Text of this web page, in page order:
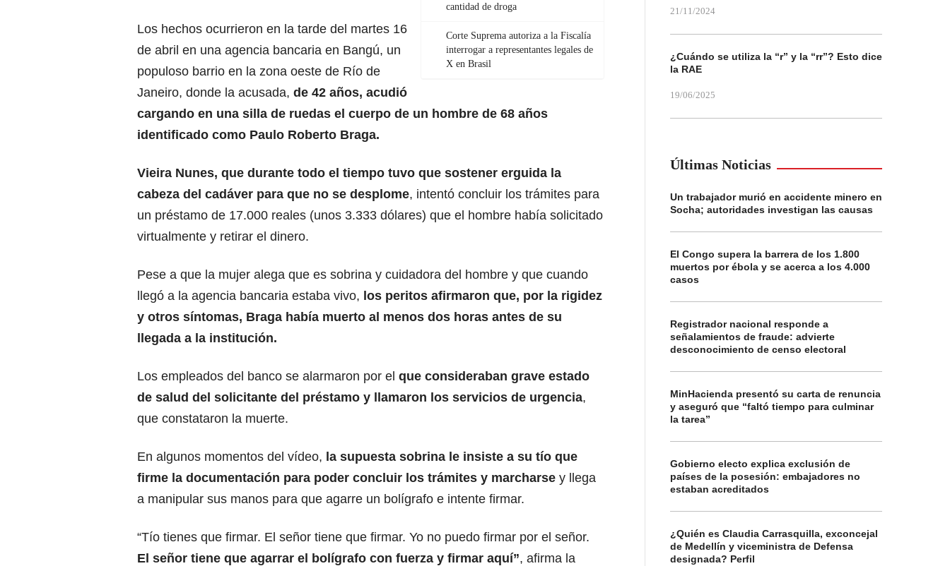
cantidad de droga
Corte Suprema autoriza a la Fiscalía
interrogar a representantes legales de
X en Brasil
Los hechos ocurrieron en la tarde del martes 16
de abril en una agencia bancaria en Bangú, un
populoso barrio en la zona oeste de Río de
Janeiro, donde la acusada, de 42 años, acudió
cargando en una silla de ruedas el cuerpo de un hombre de 68 años
identificado como Paulo Roberto Braga.
Vieira Nunes, que durante todo el tiempo tuvo que sostener erguida la
cabeza del cadáver para que no se desplome, intentó concluir los trámites para
un préstamo de 17.000 reales (unos 3.333 dólares) que el hombre había solicitado
virtualmente y retirar el dinero.
Pese a que la mujer alega que es sobrina y cuidadora del hombre y que cuando
llegó a la agencia bancaria estaba vivo, los peritos afirmaron que, por la rigidez
y otros síntomas, Braga había muerto al menos dos horas antes de su
llegada a la institución.
Los empleados del banco se alarmaron por el que consideraban grave estado
de salud del solicitante del préstamo y llamaron los servicios de urgencia,
que constataron la muerte.
En algunos momentos del vídeo, la supuesta sobrina le insiste a su tío que
firme la documentación para poder concluir los trámites y marcharse y llega
a manipular sus manos para que agarre un bolígrafo e intente firmar.
“Tío tienes que firmar. El señor tiene que firmar. Yo no puedo firmar por el señor.
El señor tiene que agarrar el bolígrafo con fuerza y firmar aquí”, afirma la
21/11/2024
¿Cuándo se utiliza la “r” y la “rr”? Esto dice
la RAE
19/06/2025
Últimas Noticias
Un trabajador murió en accidente minero en
Socha; autoridades investigan las causas
El Congo supera la barrera de los 1.800
muertos por ébola y se acerca a los 4.000
casos
Registrador nacional responde a
señalamientos de fraude: advierte
desconocimiento de censo electoral
MinHacienda presentó su carta de renuncia
y aseguró que “faltó tiempo para culminar
la tarea”
Gobierno electo explica exclusión de
países de la posesión: embajadores no
estaban acreditados
¿Quién es Claudia Carrasquilla, exconcejal
de Medellín y viceministra de Defensa
designada? Perfil